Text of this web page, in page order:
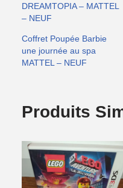
DREAMTOPIA – MATTEL
– NEUF
Coffret Poupée Barbie
une journée au spa
MATTEL – NEUF
Produits